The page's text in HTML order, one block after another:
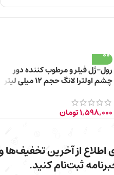
رول-ژل فیلر و مرطوب کننده دور
چشم اولترا لانگ حجم 12 میلی لیتر
1,598,000تومان
اطلاع از آخرین تخفیف‌ها
ثبت‌نام کنید.